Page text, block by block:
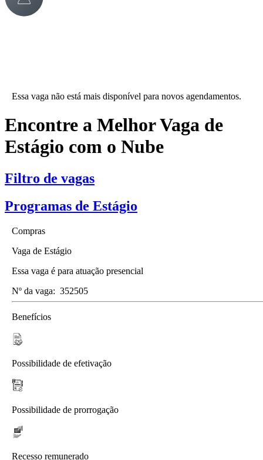
Essa vaga não está mais disponível para novos agendamentos.
Encontre a Melhor Vaga de
Estágio com o Nube
Filtro de vagas
Programas de Estágio
Compras
Vaga de Estágio
Essa vaga é para atuação presencial
Nº da vaga: 352505
Benefícios
Possibilidade de efetivação
Possibilidade de prorrogação
Recesso remunerado